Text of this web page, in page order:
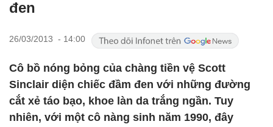
đen
26/03/2013 - 14:00
Cô bồ nóng bỏng của chàng tiền vệ Scott
Sinclair diện chiếc đầm đen với những đường
cắt xẻ táo bạo, khoe làn da trắng ngần. Tuy
nhiên, với một cô nàng sinh năm 1990, đây